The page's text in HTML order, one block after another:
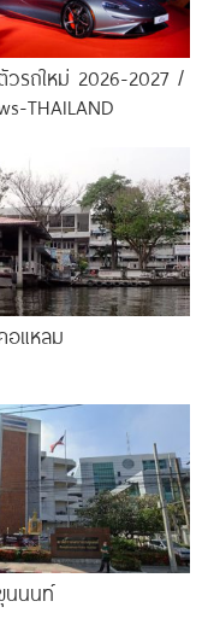
วรถใหม่ 2026-2027 /
THAILAND
อแหลม
นนนท์